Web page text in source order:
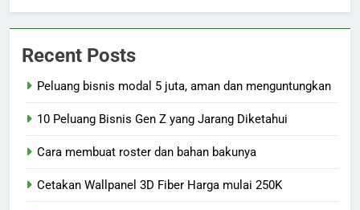
Recent Posts
Peluang bisnis modal 5 juta, aman dan menguntungkan
10 Peluang Bisnis Gen Z yang Jarang Diketahui
Cara membuat roster dan bahan bakunya
Cetakan Wallpanel 3D Fiber Harga mulai 250K